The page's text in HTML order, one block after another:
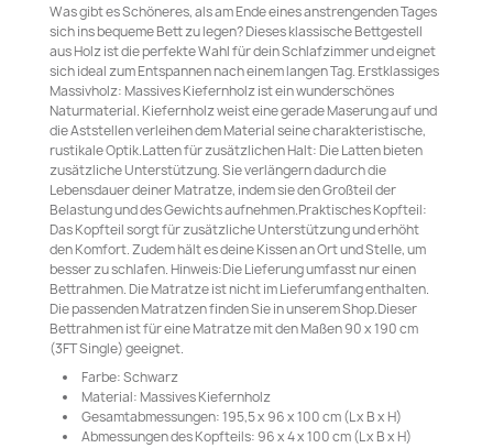
Was gibt es Schöneres, als am Ende eines anstrengenden Tages
sich ins bequeme Bett zu legen? Dieses klassische Bettgestell
aus Holz ist die perfekte Wahl für dein Schlafzimmer und eignet
sich ideal zum Entspannen nach einem langen Tag. Erstklassiges
Massivholz: Massives Kiefernholz ist ein wunderschönes
Naturmaterial. Kiefernholz weist eine gerade Maserung auf und
die Aststellen verleihen dem Material seine charakteristische,
rustikale Optik.Latten für zusätzlichen Halt: Die Latten bieten
zusätzliche Unterstützung. Sie verlängern dadurch die
Lebensdauer deiner Matratze, indem sie den Großteil der
Belastung und des Gewichts aufnehmen.Praktisches Kopfteil:
Das Kopfteil sorgt für zusätzliche Unterstützung und erhöht
den Komfort. Zudem hält es deine Kissen an Ort und Stelle, um
besser zu schlafen. Hinweis:Die Lieferung umfasst nur einen
Bettrahmen. Die Matratze ist nicht im Lieferumfang enthalten.
Die passenden Matratzen finden Sie in unserem Shop.Dieser
Bettrahmen ist für eine Matratze mit den Maßen 90 x 190 cm
(3FT Single) geeignet.
Farbe: Schwarz
Material: Massives Kiefernholz
Gesamtabmessungen: 195,5 x 96 x 100 cm (L x B x H)
Abmessungen des Kopfteils: 96 x 4 x 100 cm (L x B x H)